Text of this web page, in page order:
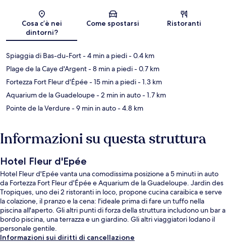
Mappa
Cosa c’è nei
dintorni?
Come spostarsi Ristoranti
Spiaggia di Bas-du-Fort- 4 min a piedi- 0.4 km
Plage de la Caye d'Argent- 8 min a piedi- 0.7 km
Fortezza Fort Fleur d'Épée- 15 min a piedi- 1.3 km
Aquarium de la Guadeloupe- 2 min in auto- 1.7 km
Pointe de la Verdure- 9 min in auto- 4.8 km
Informazioni su questa struttura
Hotel Fleur d'Epée
Hotel Fleur d'Epée vanta una comodissima posizione a 5 minuti in auto
da Fortezza Fort Fleur d'Épée e Aquarium de la Guadeloupe. Jardin des
Tropiques, uno dei 2 ristoranti in loco, propone cucina caraibica e serve
la colazione, il pranzo e la cena: l'ideale prima di fare un tuffo nella
piscina all'aperto. Gli altri punti di forza della struttura includono un bar a
bordo piscina, una terrazza e un giardino. Gli altri viaggiatori lodano il
personale gentile.
Informazioni sui diritti di cancellazione